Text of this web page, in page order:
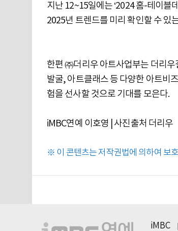
지난 12~15일에는 ‘2024 홈-테이블
2025년 트렌드를 미리 확인할 수 있
한편 ㈜더리우 아트사업부는 더리
발굴, 아트클래스 등 다양한 아트비
험을 선사할 것으로 기대를 모은다.
iMBC연예 이호영 | 사진출처 더리우
※ 이 콘텐츠는 저작권법에 의하여 보
iMBC